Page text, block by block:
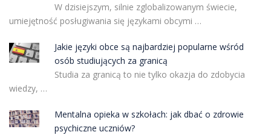
W dzisiejszym, silnie zglobalizowanym świecie,
umiejętność posługiwania się językami obcymi …
Jakie języki obce są najbardziej popularne wśród
osób studiujących za granicą
Studia za granicą to nie tylko okazja do zdobycia
wiedzy, …
Mentalna opieka w szkołach: jak dbać o zdrowie
psychiczne uczniów?